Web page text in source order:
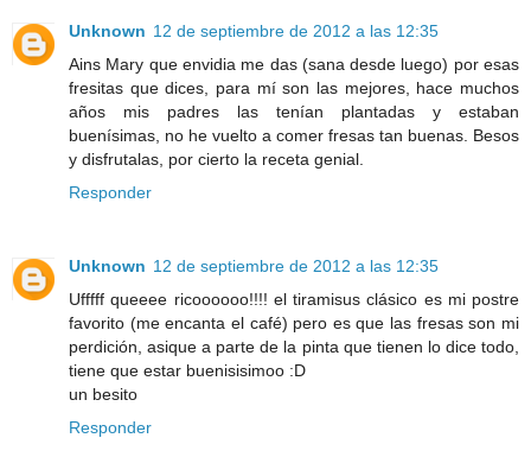
Unknown 12 de septiembre de 2012 a las 12:35
Ains Mary que envidia me das (sana desde luego) por esas
fresitas que dices, para mí son las mejores, hace muchos
años mis padres las tenían plantadas y estaban
buenísimas, no he vuelto a comer fresas tan buenas. Besos
y disfrutalas, por cierto la receta genial.
Responder
Unknown 12 de septiembre de 2012 a las 12:35
Ufffff queeee ricoooooo!!!! el tiramisus clásico es mi postre
favorito (me encanta el café) pero es que las fresas son mi
perdición, asique a parte de la pinta que tienen lo dice todo,
tiene que estar buenisisimoo :D
un besito
Responder